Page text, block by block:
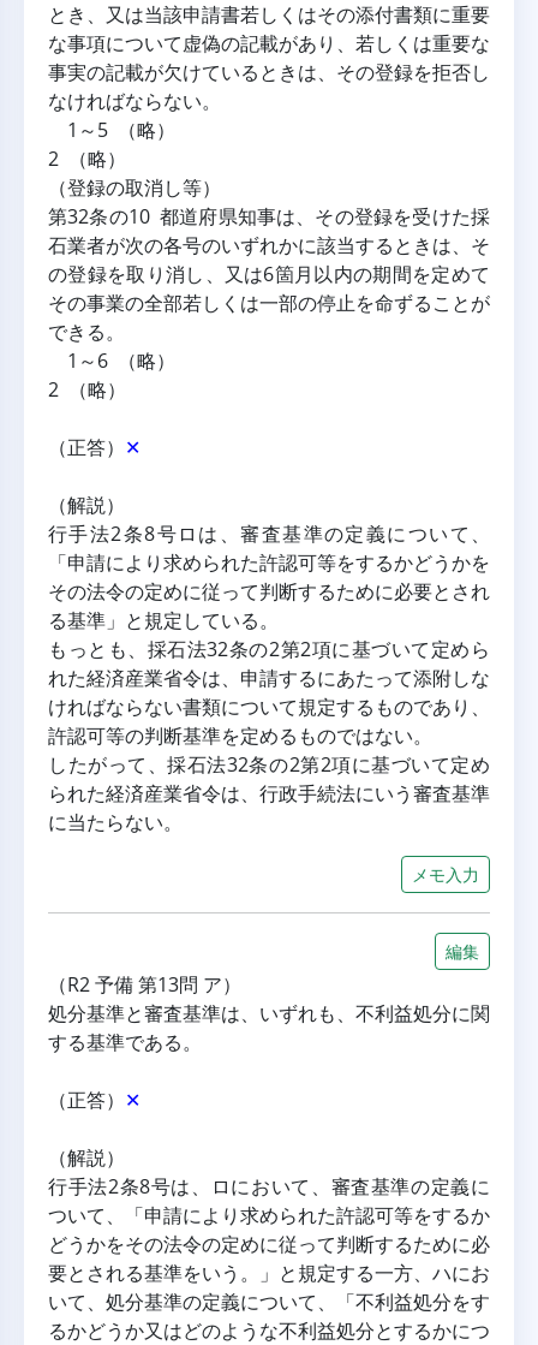
とき、又は当該申請書若しくはその添付書類に重要
な事項について虚偽の記載があり、若しくは重要な
事実の記載が欠けているときは、その登録を拒否し
なければならない。
1～5 （略）
2 （略）
（登録の取消し等）
第32条の10 都道府県知事は、その登録を受けた採
石業者が次の各号のいずれかに該当するときは、そ
の登録を取り消し、又は6箇月以内の期間を定めて
その事業の全部若しくは一部の停止を命ずることが
できる。
1～6 （略）
2 （略）
（正答） ✕
（解説）
行手法2条8号ロは、審査基準の定義について、
「申請により求められた許認可等をするかどうかを
その法令の定めに従って判断するために必要とされ
る基準」と規定している。
もっとも、採石法32条の2第2項に基づいて定めら
れた経済産業省令は、申請するにあたって添附しな
ければならない書類について規定するものであり、
許認可等の判断基準を定めるものではない。
したがって、採石法32条の2第2項に基づいて定め
られた経済産業省令は、行政手続法にいう審査基準
に当たらない。
メモ入力
編集
（R2 予備 第13問 ア）
処分基準と審査基準は、いずれも、不利益処分に関
する基準である。
（正答） ✕
（解説）
行手法2条8号は、ロにおいて、審査基準の定義に
ついて、「申請により求められた許認可等をするか
どうかをその法令の定めに従って判断するために必
要とされる基準をいう。」と規定する一方、ハにお
いて、処分基準の定義について、「不利益処分をす
るかどうか又はどのような不利益処分とするかにつ